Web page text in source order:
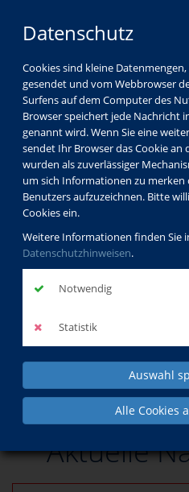
Datenschutz
Cookies sind kleine
gesendet und vom Webbrowser
Surfens auf dem Computer des
Browser speichert jede Nachricht
genannt wird. Wenn Sie eine
sendet Ihr Browser das Cookie an
wurden als zuverlässiger
um sich Informationen zu
Benutzers aufzuzeichnen. Bitte
Cookies ein.
Weitere Informationen finden Sie
Datenschutzhinweisen.
Notwendig
Statistik
Auswahl
Alle Cookies
Aktuelle